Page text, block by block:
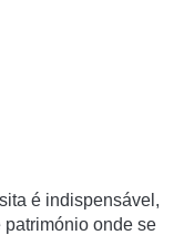
é indispensável,
património onde se